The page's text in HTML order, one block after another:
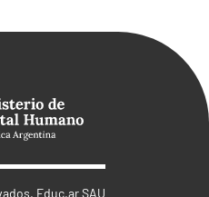
Educ.ar SAU